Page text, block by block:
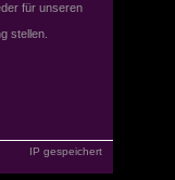
für unseren
stellen.
IP gespeichert